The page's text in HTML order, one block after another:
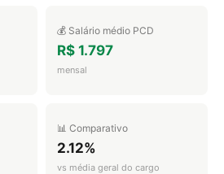
💰 Salário médio PCD
R$ 1.797
mensal
📊 Comparativo
2.12%
vs média geral do cargo